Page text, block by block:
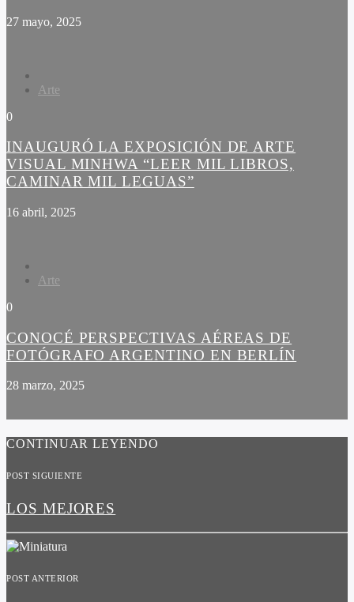
27 mayo, 2025
Arte
0
INAUGURÓ LA EXPOSICIÓN DE ARTE
VISUAL MINHWA “LEER MIL LIBROS,
CAMINAR MIL LEGUAS”
16 abril, 2025
Arte
0
CONOCÉ PERSPECTIVAS AÉREAS DE
FOTÓGRAFO ARGENTINO EN BERLÍN
28 marzo, 2025
CONTINUAR LEYENDO
POST SIGUIENTE
LOS MEJORES
POST ANTERIOR